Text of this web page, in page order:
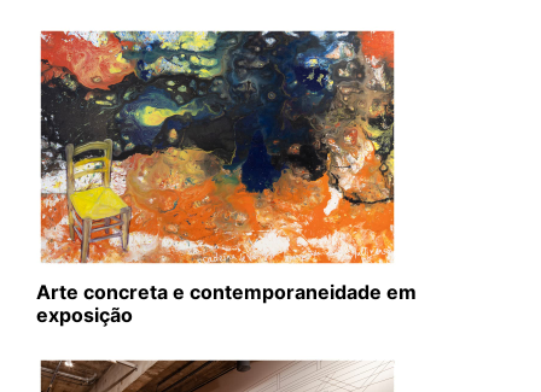
Arte concreta e contemporaneidade em
exposição